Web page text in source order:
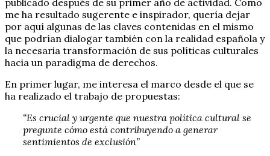
me ha resultado sugerente e inspirador, quería dejar
por aquí algunas de las claves contenidas en el mismo
que podrían dialogar también con la realidad española y
la necesaria transformación de sus políticas culturales
hacia un paradigma de derechos.
En primer lugar, me interesa el marco desde el que se
ha realizado el trabajo de propuestas:
“Es crucial y urgente que nuestra política cultural se
pregunte cómo está contribuyendo a generar
sentimientos de exclusión”